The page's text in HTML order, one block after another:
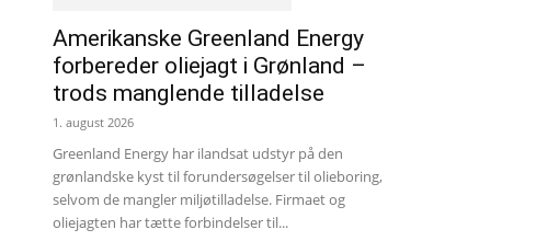
Amerikanske Greenland Energy
forbereder oliejagt i Grønland –
trods manglende tilladelse
1. august 2026
Greenland Energy har ilandsat udstyr på den
grønlandske kyst til forundersøgelser til olieboring,
selvom de mangler miljøtilladelse. Firmaet og
oliejagten har tætte forbindelser til...